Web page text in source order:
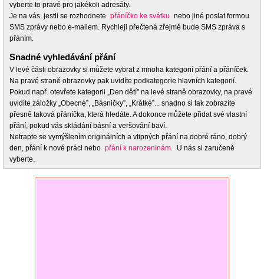
vyberte to pravé pro jakékoli adresáty.
Je na vás, jestli se rozhodnete přáníčko ke svátku nebo jiné poslat formou
SMS zprávy nebo e-mailem. Rychleji přečtená zřejmě bude SMS zpráva s
přáním.
Snadné vyhledávání přání
V levé části obrazovky si můžete vybrat z mnoha kategorií přání a přáníček.
Na pravé straně obrazovky pak uvidíte podkategorie hlavních kategorií.
Pokud např. otevřete kategorii „Den dětí” na levé straně obrazovky, na pravé
uvidíte záložky „Obecné”, „Básničky”, „Krátké”... snadno si tak zobrazíte
přesně taková přáníčka, která hledáte. A dokonce můžete přidat své vlastní
přání, pokud vás skládání básní a veršování baví.
Netrapte se vymýšlením originálních a vtipných přání na dobré ráno, dobrý
den, přání k nové práci nebo přání k narozeninám. U nás si zaručeně
vyberte.